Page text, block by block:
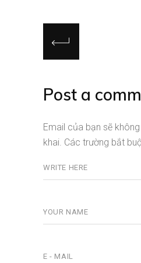
Post a
Email của bạn sẽ
khai. Các trường bắt